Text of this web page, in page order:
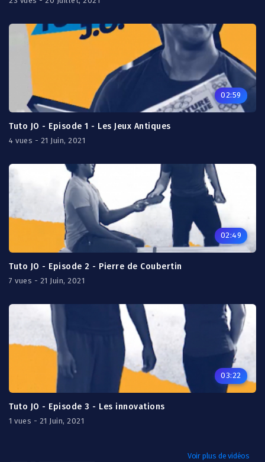
02:59
Tuto JO - Episode 1 - Les Jeux Antiques
4 vues - 21 Juin, 2021
02:49
Tuto JO - Episode 2 - Pierre de Coubertin
7 vues - 21 Juin, 2021
03:22
Tuto JO - Episode 3 - Les innovations
1 vues - 21 Juin, 2021
Voir plus de vidéos